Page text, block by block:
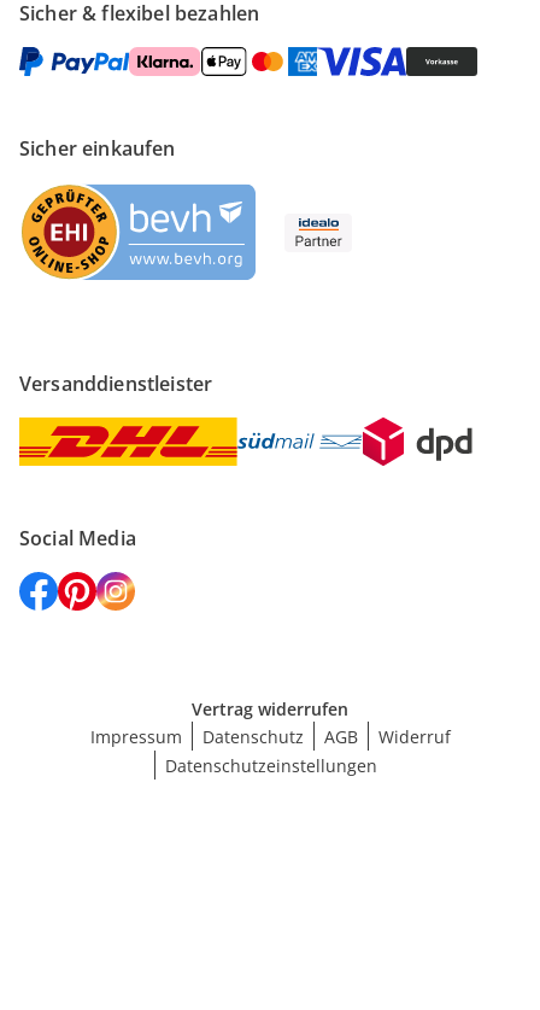
Sicher & flexibel bezahlen
Sicher einkaufen
Versanddienstleister
Social Media
Vertrag widerrufen
Impressum
Datenschutz AGB
Widerruf
Datenschutzeinstellungen